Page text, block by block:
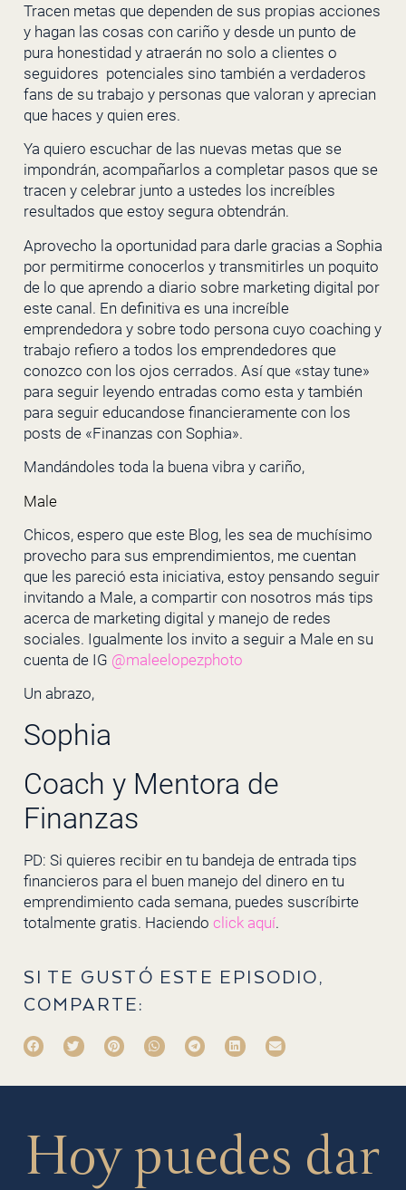
Tracen metas que dependen de sus propias acciones
y hagan las cosas con cariño y desde un punto de
pura honestidad y atraerán no solo a clientes o
seguidores potenciales sino también a verdaderos
fans de su trabajo y personas que valoran y aprecian
que haces y quien eres.
Ya quiero escuchar de las nuevas metas que se
impondrán, acompañarlos a completar pasos que se
tracen y celebrar junto a ustedes los increíbles
resultados que estoy segura obtendrán.
Aprovecho la oportunidad para darle gracias a Sophia
por permitirme conocerlos y transmitirles un poquito
de lo que aprendo a diario sobre marketing digital por
este canal. En definitiva es una increíble
emprendedora y sobre todo persona cuyo coaching y
trabajo refiero a todos los emprendedores que
conozco con los ojos cerrados. Así que «stay tune»
para seguir leyendo entradas como esta y también
para seguir educandose financieramente con los
posts de «Finanzas con Sophia».
Mandándoles toda la buena vibra y cariño,
Male
Chicos, espero que este Blog, les sea de muchísimo
provecho para sus emprendimientos, me cuentan
que les pareció esta iniciativa, estoy pensando seguir
invitando a Male, a compartir con nosotros más tips
acerca de marketing digital y manejo de redes
sociales. Igualmente los invito a seguir a Male en su
cuenta de IG @maleelopezphoto
Un abrazo,
Sophia
Coach y Mentora de
Finanzas
PD: Si quieres recibir en tu bandeja de entrada tips
financieros para el buen manejo del dinero en tu
emprendimiento cada semana, puedes suscríbirte
totalmente gratis. Haciendo click aquí.
SI TE GUSTÓ ESTE EPISODIO,
COMPARTE:
Hoy puedes dar